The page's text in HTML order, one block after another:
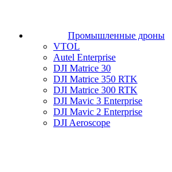
Промышленные дроны
VTOL
Autel Enterprise
DJI Matrice 30
DJI Matrice 350 RTK
DJI Matrice 300 RTK
DJI Mavic 3 Enterprise
DJI Mavic 2 Enterprise
DJI Aeroscope